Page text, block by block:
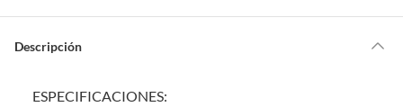
de la compra.
comprado por internet y que hay ciertas categorías que no tienen este
Descripción
ESPECIFICACIONES: